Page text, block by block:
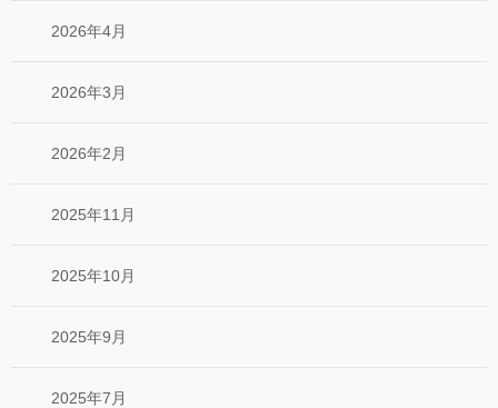
2026年4月
2026年3月
2026年2月
2025年11月
2025年10月
2025年9月
2025年7月